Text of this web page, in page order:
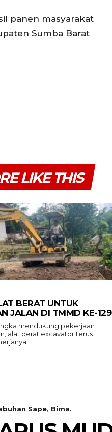
panen masyarakat
Sumba Barat
LIKE THIS
BERAT UNTUK
JALAN DI TMMD KE-129
mendukung pekerjaan
alat berat excavator terus